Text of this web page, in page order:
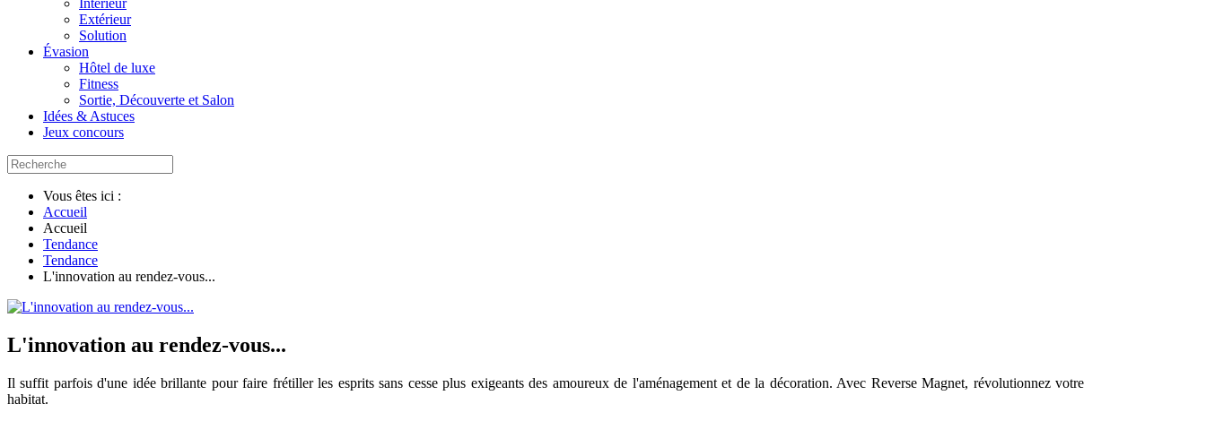
Intérieur
Extérieur
Solution
Évasion
Hôtel de luxe
Fitness
Sortie, Découverte et Salon
Idées & Astuces
Jeux concours
Vous êtes ici :
Accueil
Accueil
Tendance
Tendance
L'innovation au rendez-vous...
L'innovation au rendez-vous...
Il suffit parfois d'une idée brillante pour faire frétiller les esprits sans cesse plus exigeants des amoureux de l'aménagement et de la décoration. Avec Reverse Magnet, révolutionnez votre
habitat.